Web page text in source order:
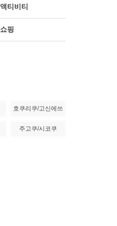
액티비티
쇼핑
호쿠리쿠/고신에쓰
주고쿠/시코쿠